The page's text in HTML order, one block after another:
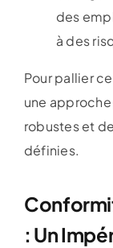
des
à des
Pour pallier
une
robustes et
définies.
: Un